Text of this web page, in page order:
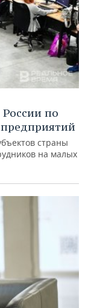
России по
страны
на малых